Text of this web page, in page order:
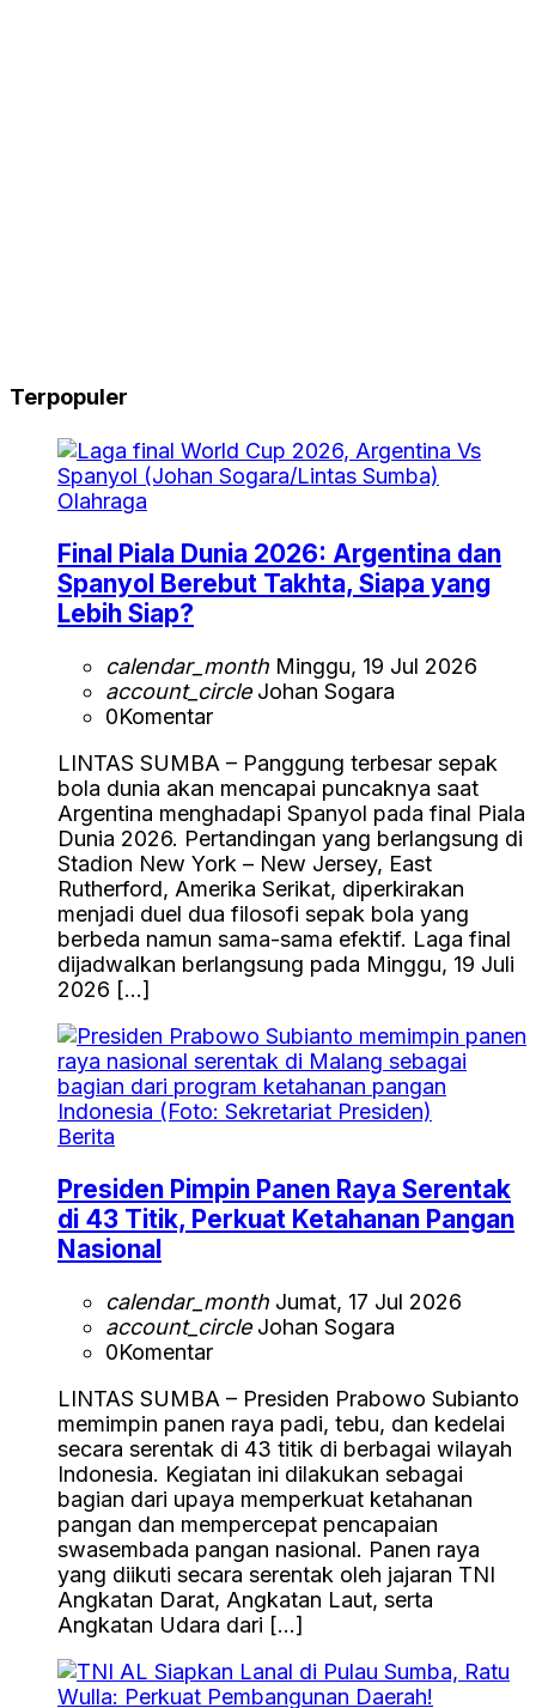
Terpopuler
Olahraga
Final Piala Dunia 2026: Argentina dan
Spanyol Berebut Takhta, Siapa yang
Lebih Siap?
calendar_month Minggu, 19 Jul 2026
account_circleJohan Sogara
0Komentar
LINTAS SUMBA – Panggung terbesar sepak
bola dunia akan mencapai puncaknya saat
Argentina menghadapi Spanyol pada final Piala
Dunia 2026. Pertandingan yang berlangsung di
Stadion New York – New Jersey, East
Rutherford, Amerika Serikat, diperkirakan
menjadi duel dua filosofi sepak bola yang
berbeda namun sama-sama efektif. Laga final
dijadwalkan berlangsung pada Minggu, 19 Juli
2026 […]
Berita
Presiden Pimpin Panen Raya Serentak
di 43 Titik, Perkuat Ketahanan Pangan
Nasional
calendar_month Jumat, 17 Jul 2026
account_circleJohan Sogara
0Komentar
LINTAS SUMBA – Presiden Prabowo Subianto
memimpin panen raya padi, tebu, dan kedelai
secara serentak di 43 titik di berbagai wilayah
Indonesia. Kegiatan ini dilakukan sebagai
bagian dari upaya memperkuat ketahanan
pangan dan mempercepat pencapaian
swasembada pangan nasional. Panen raya
yang diikuti secara serentak oleh jajaran TNI
Angkatan Darat, Angkatan Laut, serta
Angkatan Udara dari […]